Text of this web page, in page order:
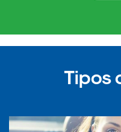
Tipos